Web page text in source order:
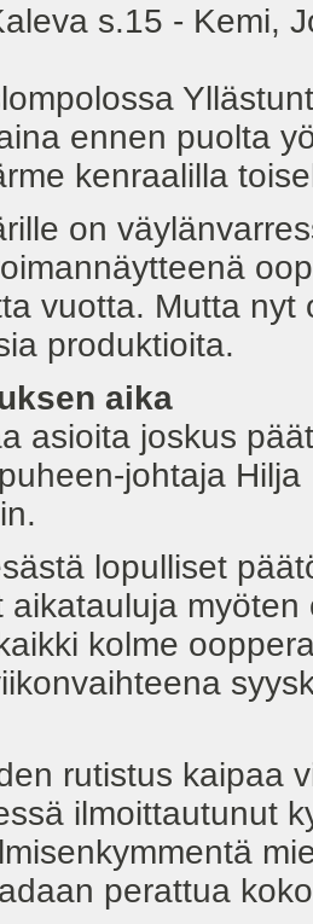
s.15 - Kemi,
ennen puolta
kenraalilla
on
vuotta. Mutta
produktioita.
aika
asioita joskus
johtaja
lopulliset
aikatauluja
kolme
rutistus kaipaa
ilmoittautunut
perattua